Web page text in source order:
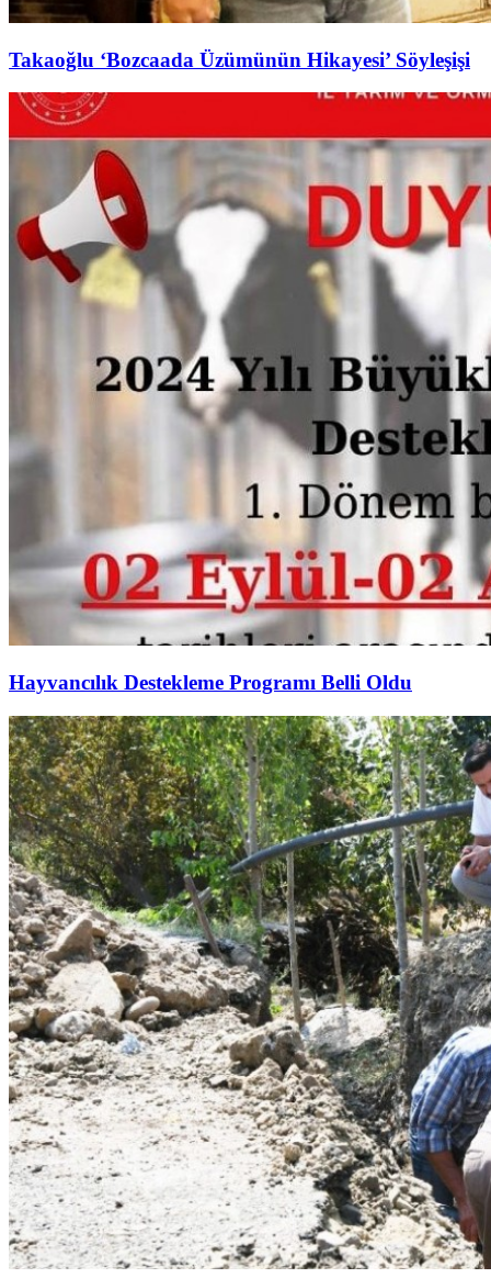
Takaoğlu ‘Bozcaada Üzümünün Hikayesi’ Söyleşişi
Hayvancılık Destekleme Programı Belli Oldu